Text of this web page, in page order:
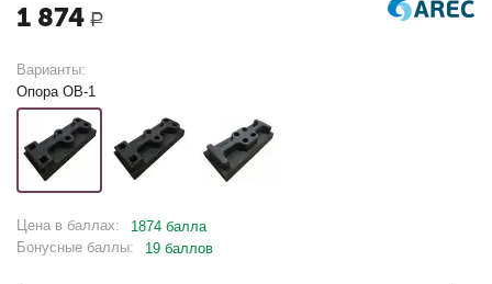
1 874 Р
Варианты:
Опора ОВ-1
Цена в баллах:
1874 балла
Бонусные баллы:
19 баллов